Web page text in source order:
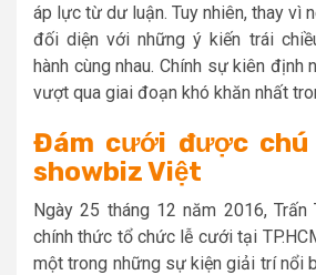
áp lực từ dư luận. Tuy nhiên, thay vì
đối diện với những ý kiến trái
hành cùng nhau. Chính sự kiên định
vượt qua giai đoạn khó khăn nhất
Đám cưới được chú
showbiz Việt
Ngày 25 tháng 12 năm 2016, Trấn
chính thức tổ chức lễ cưới tại
một trong những sự kiện giải trí nổi